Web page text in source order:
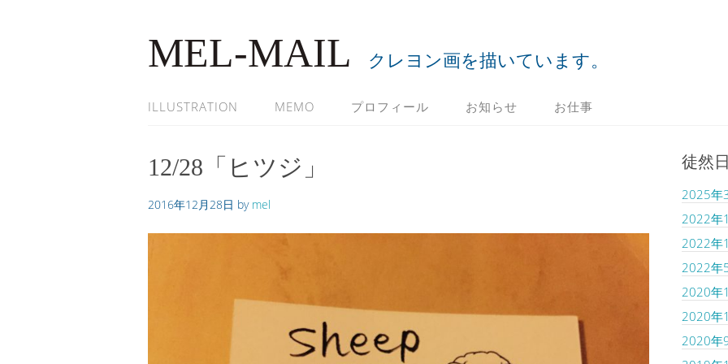
MEL-MAIL クレヨン画を描いています。
ILLUSTRATION MEMO プロフィール お知らせ お仕事
12/28「ヒツジ」
2016年12月28日 by mel
徒然
2025年
2022年
2022年
2022年
2020年
2020年
2020年